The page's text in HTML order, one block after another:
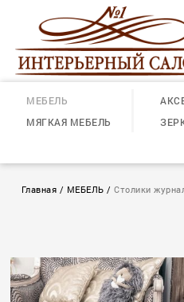
МЕБЕЛЬ
МЯГКАЯ МЕБЕЛЬ
Главная / МЕБЕЛЬ /Столики